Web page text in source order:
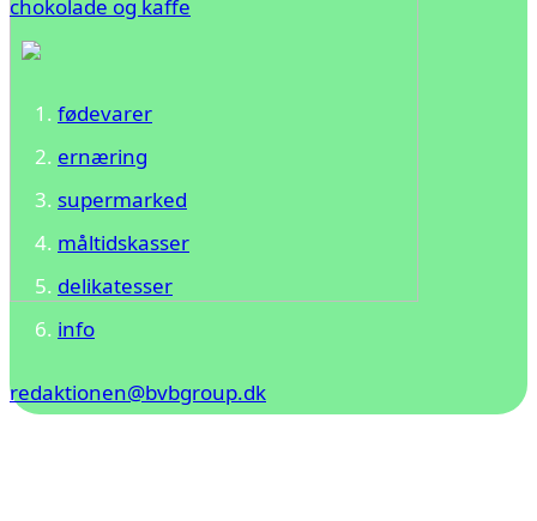
chokolade og kaffe
fødevarer
ernæring
supermarked
måltidskasser
delikatesser
info
redaktionen@bvbgroup.dk